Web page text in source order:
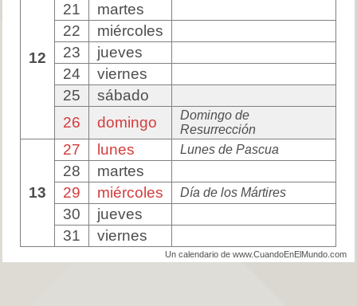
12
21
martes
22
miércoles
23
jueves
24
viernes
25
sábado
26
domingo
Domingo de
Resurrección
13
27 lunes Lunes de Pascua
28
martes
29
miércoles Día de los Mártires
30
jueves
31
viernes
Un calendario de www.CuandoEnElMundo.com